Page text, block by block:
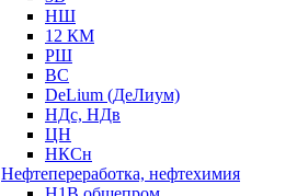
НШ
12 КМ
РШ
ВС
DeLium (ДеЛиум)
НДс, НДв
ЦН
НКСн
Нефтепереработка, нефтехимия